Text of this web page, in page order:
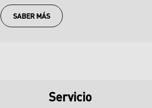
SABER MÁS
Servicio